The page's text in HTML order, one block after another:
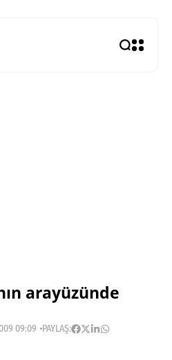
arayüzünde
09:09 PAYLAŞ: